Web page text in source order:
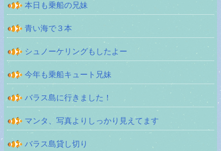
本日も乗船の兄妹
青い海で３本
シュノーケリングもしたよー
今年も乗船キュート兄妹
バラス島に行きました！
マンタ、写真よりしっかり見えてます
バラス島貸し切り